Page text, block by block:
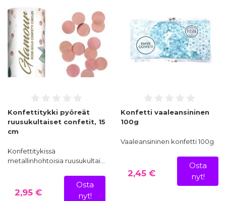
Konfettitykki pyöreät
ruusukultaiset confetit, 15
cm
Konfettitykissä
metallinhohtoisia ruusukultai…
2,95 €
Osta
nyt!
Konfetti vaaleansininen
100g
Vaaleansininen konfetti 100g
2,45 €
Osta
nyt!